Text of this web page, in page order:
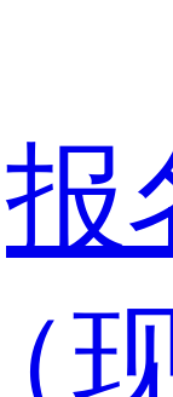
报